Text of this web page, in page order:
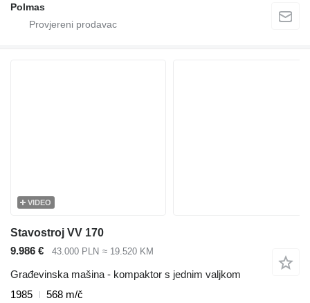
Polmas
VIDEO
Stavostroj VV 170
9.986 €
43.000 PLN ≈ 19.520 KM
Građevinska mašina - kompaktor s jednim valjkom
1985
568 m/č